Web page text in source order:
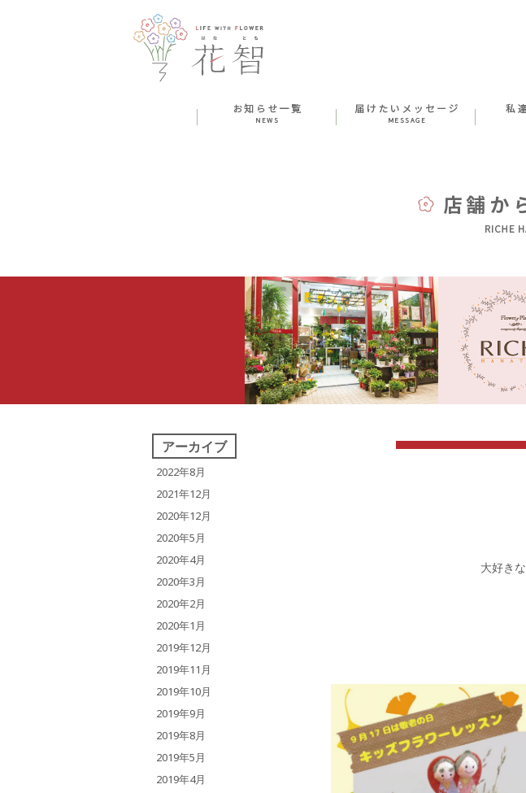
アーカイブ
2022年8月
2021年12月
2020年12月
2020年5月
2020年4月
2020年3月
2020年2月
2020年1月
2019年12月
2019年11月
2019年10月
2019年9月
2019年8月
2019年5月
2019年4月
大好きな